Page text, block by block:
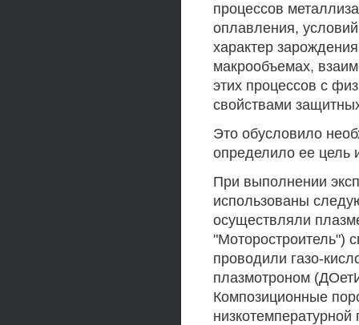
процессов
оплавления, условий
характер
макрообъемах,
этих процессов с
свойствами
Это обусловило
определило ее цель
При выполнении
использованы
осуществляли
"Моторостроитель")
проводили газо-
плазмотроном
Композиционные